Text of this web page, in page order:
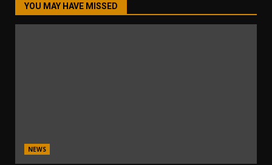
YOU MAY HAVE MISSED
NEWS